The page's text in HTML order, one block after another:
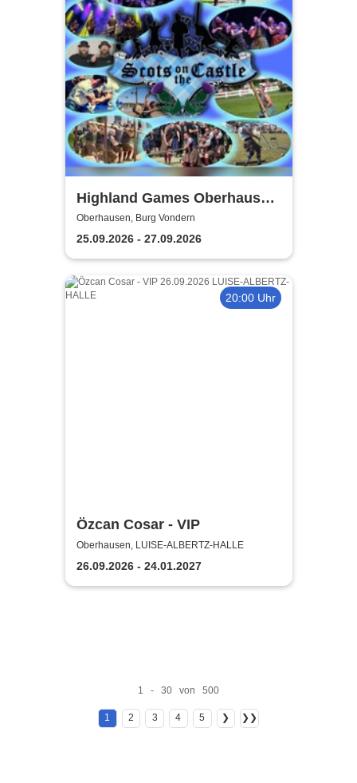
Highland Games Oberhausen
& Scottish Festival
Oberhausen, Burg Vondern
25.09.2026 - 27.09.2026
20:00 Uhr
Özcan Cosar - VIP
Oberhausen, LUISE-ALBERTZ-HALLE
26.09.2026 - 24.01.2027
1 - 30 von 500
1 2 3 4 5 ❯ ❯❯